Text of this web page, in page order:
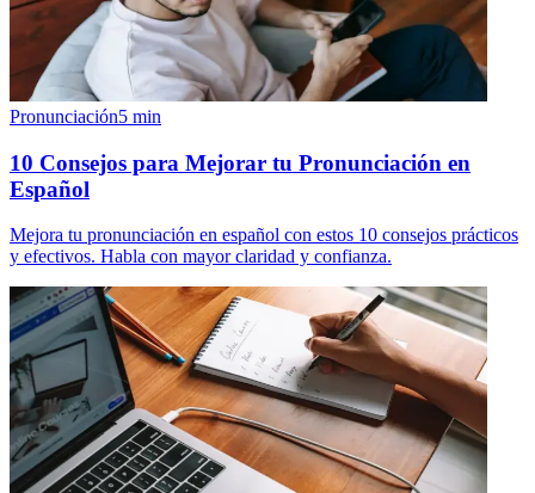
Pronunciación5 min
10 Consejos para Mejorar tu Pronunciación en
Español
Mejora tu pronunciación en español con estos 10 consejos prácticos
y efectivos. Habla con mayor claridad y confianza.